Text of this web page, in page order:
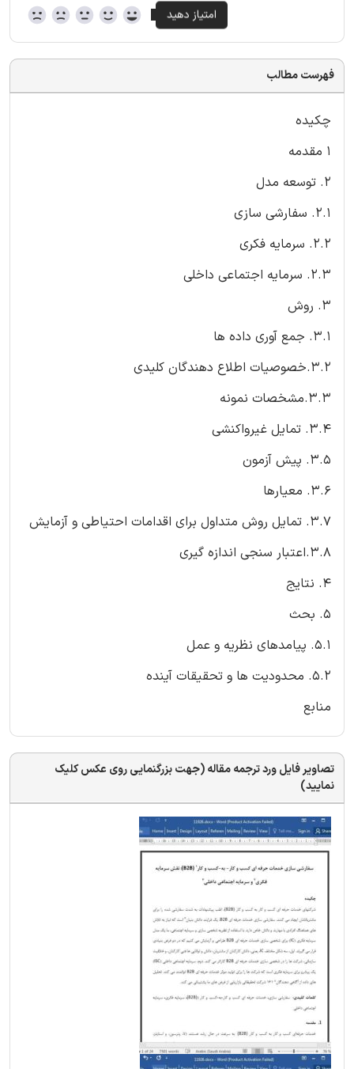
فهرست مطالب
چکیده
1 مقدمه
2. توسعه مدل
2.1. سفارشی سازی
2.2. سرمایه فکری
2.3. سرمایه اجتماعی داخلی
3. روش
3.1. جمع آوری داده ها
3.2.خصوصیات اطلاع دهندگان کلیدی
3.3.مشخصات نمونه
3.4. تمایل غیرواکنشی
3.5. پیش آزمون
3.6. معیارها
3.7. تمایل روش متداول برای اقدامات احتیاطی و آزمایش
3.8.اعتبار سنجی اندازه گیری
4. نتایج
5. بحث
5.1. پیامدهای نظریه و عمل
5.2. محدودیت ها و تحقیقات آینده
منابع
تصاویر فایل ورد ترجمه مقاله (جهت بزرگنمایی روی عکس کلیک
نمایید)